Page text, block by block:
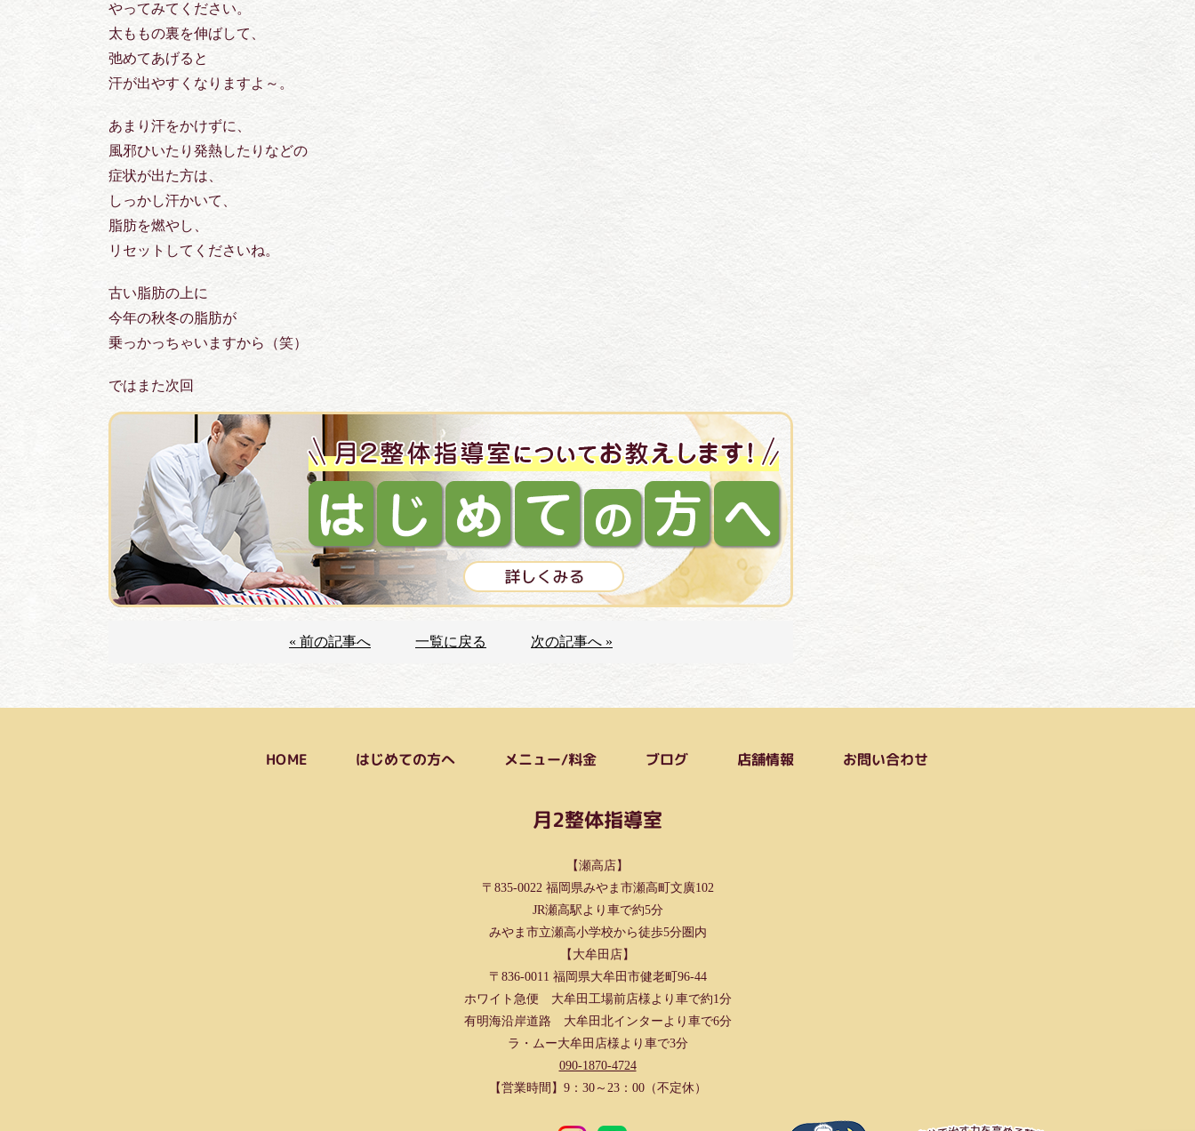
やってみてください。
太ももの裏を伸ばして、
弛めてあげると
汗が出やすくなりますよ～。
あまり汗をかけずに、
風邪ひいたり発熱したりなどの
症状が出た方は、
しっかし汗かいて、
脂肪を燃やし、
リセットしてくださいね。
古い脂肪の上に
今年の秋冬の脂肪が
乗っかっちゃいますから（笑）
ではまた次回
« 前の記事へ 一覧に戻る 次の記事へ »
HOME はじめての方へ メニュー/料金 ブログ 店舗情報 お問い合わせ
月2整体指導室
【瀬高店】
〒835-0022 福岡県みやま市瀬高町文廣102
JR瀬高駅より車で約5分
みやま市立瀬高小学校から徒歩5分圏内
【大牟田店】
〒836-0011 福岡県大牟田市健老町96-44
ホワイト急便 大牟田工場前店様より車で約1分
有明海沿岸道路 大牟田北インターより車で6分
ラ・ムー大牟田店様より車で3分
090-1870-4724
【営業時間】9：30～23：00（不定休）